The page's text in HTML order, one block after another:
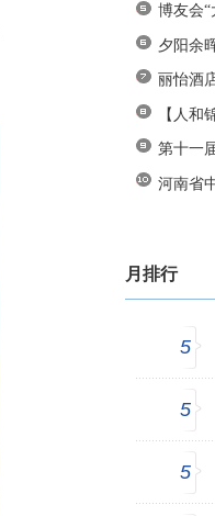
博友会
夕阳余
丽怡酒
【人和
第十一
河南省
月排行
5
5
5